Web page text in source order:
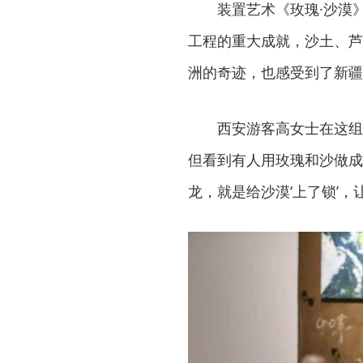
装置艺术《玫瑰·沙漠
工程的重大成就，沙土、
洲的奇迹，也感受到了新
西安游客高女士在这
但看到有人用玫瑰和沙做
龙，就是给沙漠‘上了锁’